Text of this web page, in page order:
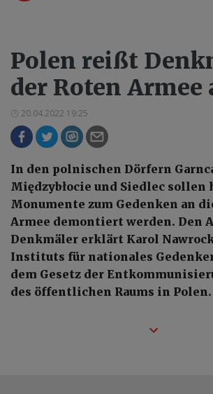
Polen reißt
der Roten Armee
20.04.2022 19:25
In den polnischen Dörfern
Międzybłocie und Siedlec sollen
Monumente zum Gedenken an
Armee demontiert werden. Den
Denkmäler erklärt Karol
Instituts für nationales
dem Gesetz der
des öffentlichen Raums in Polen.